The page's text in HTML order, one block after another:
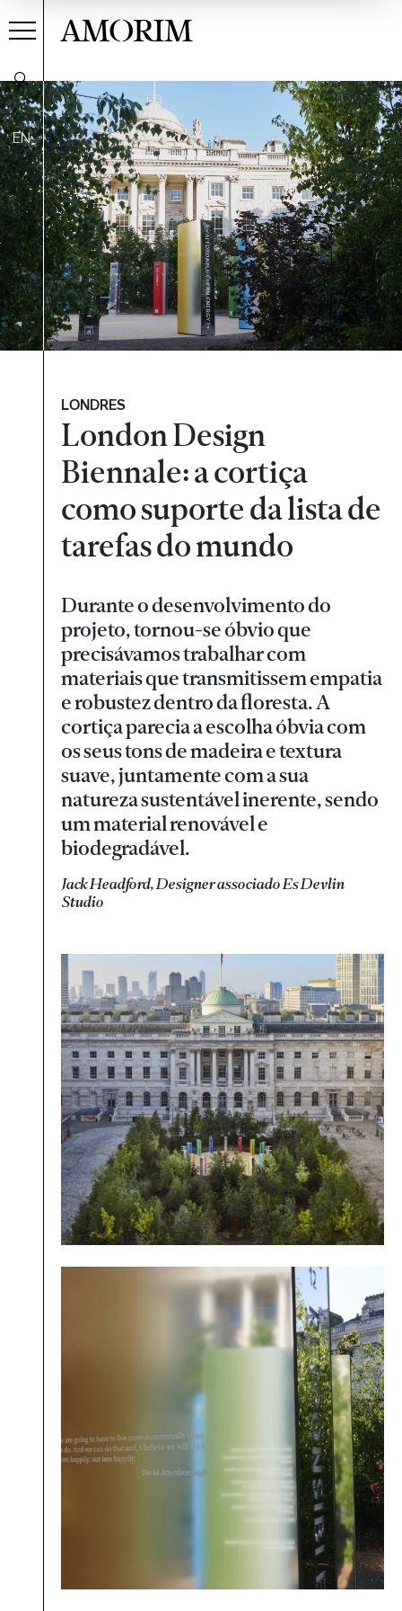
EN
AMORIM
LONDRES
London Design
Biennale: a cortiça
como suporte da lista de
tarefas do mundo
Durante o desenvolvimento do
projeto, tornou-se óbvio que
precisávamos trabalhar com
materiais que transmitissem empatia
e robustez dentro da floresta. A
cortiça parecia a escolha óbvia com
os seus tons de madeira e textura
suave, juntamente com a sua
natureza sustentável inerente, sendo
um material renovável e
biodegradável.
Jack Headford, Designer associado Es Devlin
Studio